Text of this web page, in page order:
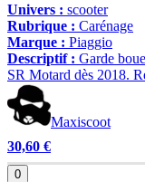
Univers : scooter
Rubrique : Carénage
Marque : Piaggio
Descriptif : Garde
SR Motard dès 2018.
Maxiscoot
30,60 €
0